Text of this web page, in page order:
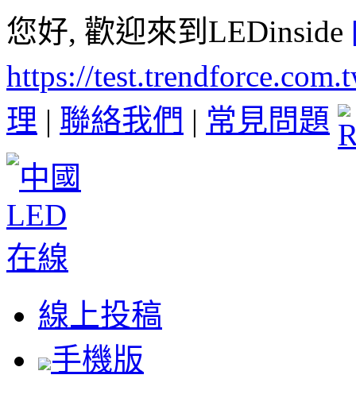
您好, 歡迎來到LEDinside
https://
理 | 聯絡我們 | 常見問題
線上投稿
手機版